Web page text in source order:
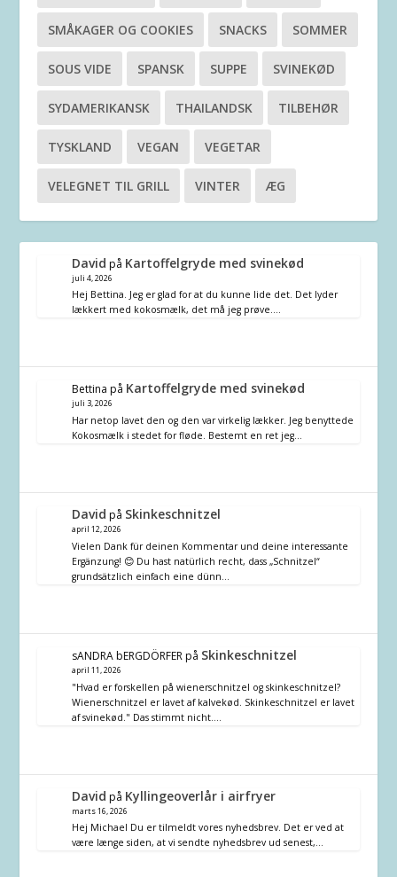
SMÅKAGER OG COOKIES SNACKS SOMMER
SOUS VIDE SPANSK SUPPE SVINEKØD
SYDAMERIKANSK THAILANDSK TILBEHØR
TYSKLAND VEGAN VEGETAR
VELEGNET TIL GRILL VINTER ÆG
David på Kartoffelgryde med svinekød
juli 4, 2026
Hej Bettina. Jeg er glad for at du kunne lide det. Det lyder
lækkert med kokosmælk, det må jeg prøve.…
Bettina på Kartoffelgryde med svinekød
juli 3, 2026
Har netop lavet den og den var virkelig lækker. Jeg benyttede
Kokosmælk i stedet for fløde. Bestemt en ret jeg…
David på Skinkeschnitzel
april 12, 2026
Vielen Dank für deinen Kommentar und deine interessante
Ergänzung! 😊 Du hast natürlich recht, dass „Schnitzel“
grundsätzlich einfach eine dünn…
sANDRA bERGDÖRFERpå Skinkeschnitzel
april 11, 2026
"Hvad er forskellen på wienerschnitzel og skinkeschnitzel?
Wienerschnitzel er lavet af kalvekød. Skinkeschnitzel er lavet
af svinekød." Das stimmt nicht.…
David på Kyllingeoverlår i airfryer
marts 16, 2026
Hej Michael Du er tilmeldt vores nyhedsbrev. Det er ved at
være længe siden, at vi sendte nyhedsbrev ud senest,…